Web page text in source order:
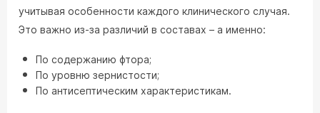
учитывая особенности каждого клинического случая.
Это важно из-за различий в составах – а именно:
По содержанию фтора;
По уровню зернистости;
По антисептическим характеристикам.